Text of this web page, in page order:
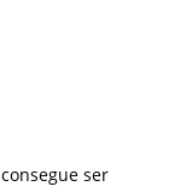
consegue ser